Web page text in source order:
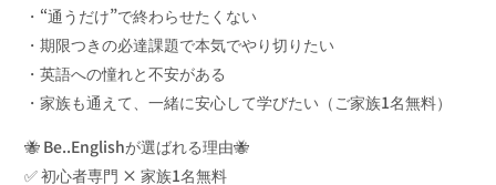
・“通うだけ”で終わらせたくない
・期限つきの必達課題で本気でやり切りたい
・英語への憧れと不安がある
・家族も通えて、一緒に安心して学びたい（ご家族1名無料）
🐝 Be..Englishが選ばれる理由🐝
✅ 初心者専門 × 家族1名無料